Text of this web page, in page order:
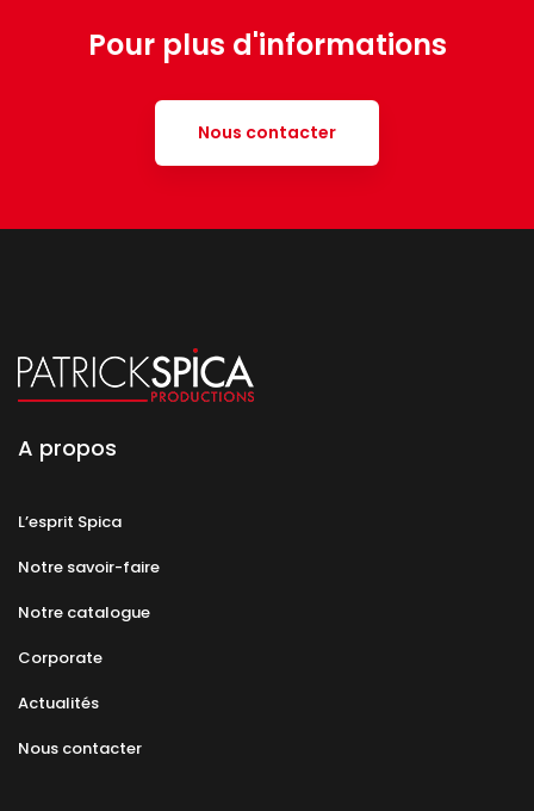
Pour plus d'informations
Nous contacter
A propos
L’esprit Spica
Notre savoir-faire
Notre catalogue
Corporate
Actualités
Nous contacter